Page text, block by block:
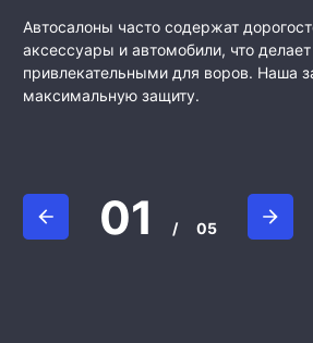
Автосалоны часто содержат
аксессуары и автомобили, что делает
привлекательными для воров. Наша
максимальную защиту.
01 / 05